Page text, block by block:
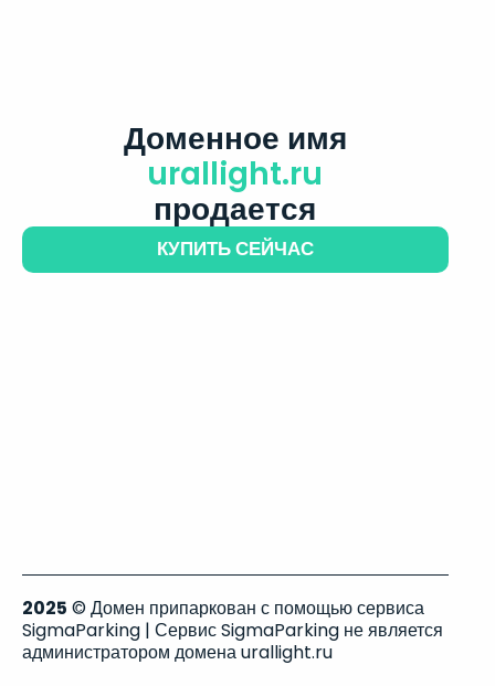
Доменное имя
urallight.ru
продается
КУПИТЬ СЕЙЧАС
2025 © Домен припаркован с помощью сервиса
SigmaParking | Сервис SigmaParking не является
администратором домена urallight.ru